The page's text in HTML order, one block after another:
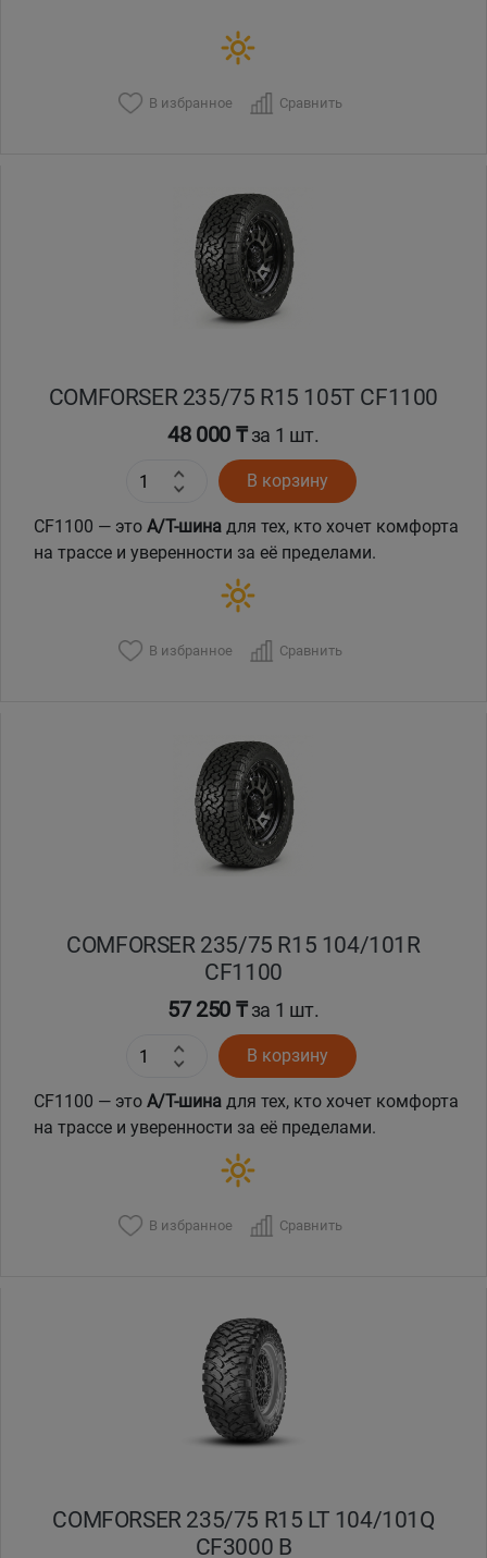
В избранное Сравнить
COMFORSER 235/75 R15 105T CF1100
48 000 ₸за 1 шт.
В корзину
CF1100 — это A/T-шина для тех, кто хочет комфорта
на трассе и уверенности за её пределами.
В избранное Сравнить
COMFORSER 235/75 R15 104/101R
CF1100
57 250 ₸за 1 шт.
В корзину
CF1100 — это A/T-шина для тех, кто хочет комфорта
на трассе и уверенности за её пределами.
В избранное Сравнить
COMFORSER 235/75 R15 LT 104/101Q
CF3000 B